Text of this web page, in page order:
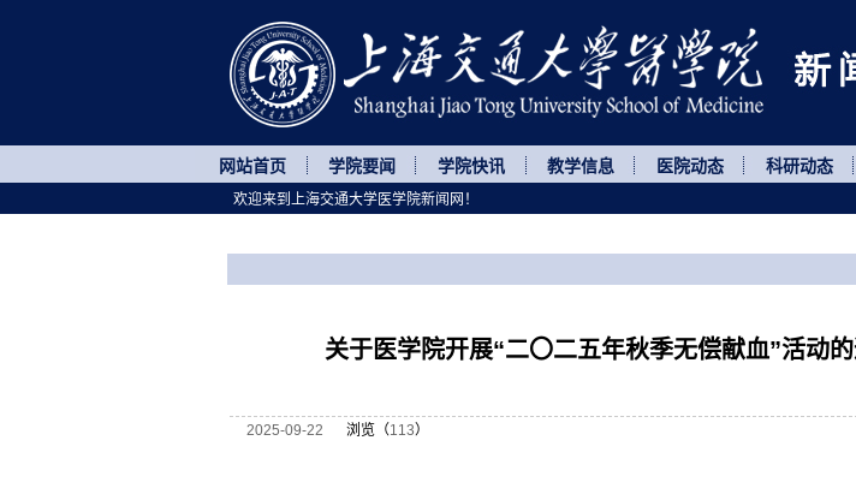
网站首页 学院要闻 学院快讯 教学信息 医院动态 科研动态
关于医学院开展“二〇二五年秋季无偿献血”活动的
2025-09-22 浏览（113）
欢迎来到上海交通大学医学院新闻网！